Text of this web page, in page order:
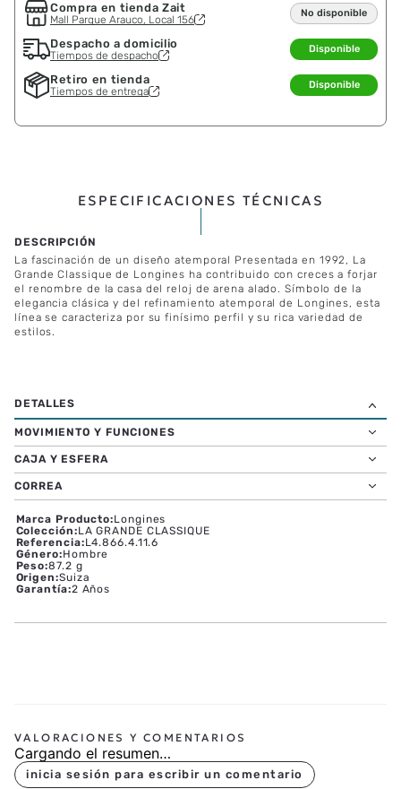
Compra en tienda Zait
Mall Parque Arauco, Local 156
No disponible
Despacho a domicilio
Tiempos de despacho
Disponible
Retiro en tienda
Tiempos de entrega
Disponible
ESPECIFICACIONES TÉCNICAS
La fascinación de un diseño atemporal Presentada en 1992, La
Grande Classique de Longines ha contribuido con creces a forjar
el renombre de la casa del reloj de arena alado. Símbolo de la
elegancia clásica y del refinamiento atemporal de Longines, esta
línea se caracteriza por su finísimo perfil y su rica variedad de
estilos.
MOVIMIENTO Y FUNCIONES
CAJA Y ESFERA
CORREA
Marca Producto:Longines
Colección:LA GRANDE CLASSIQUE
Referencia:L4.866.4.11.6
Género:Hombre
Peso:87.2 g
Origen:Suiza
Garantía:2 Años
Cargando el resumen…